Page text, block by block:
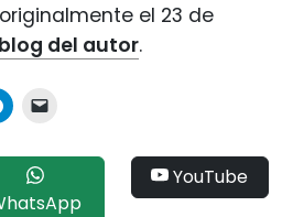
el 23 de
blog del autor.
YouTube